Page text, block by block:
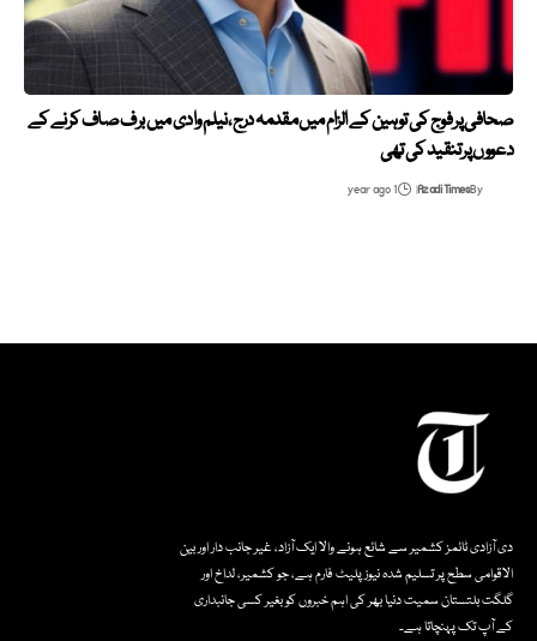
صحافی پر فوج کی توہین کے الزام میں مقدمہ درج، نیلم وادی میں برف صاف کرنے کے
دعووں پر تنقید کی تھی
By
Azadi Times
1 year ago
دی آزادی ٹائمز کشمیر سے شائع ہونے والا ایک آزاد، غیر جانب دار اور بین
الاقوامی سطح پر تسلیم شدہ نیوز پلیٹ فارم ہے، جو کشمیر، لداخ اور
گلگت بلتستان سمیت دنیا بھر کی اہم خبروں کو بغیر کسی جانبداری
کے آپ تک پہنچاتا ہے۔